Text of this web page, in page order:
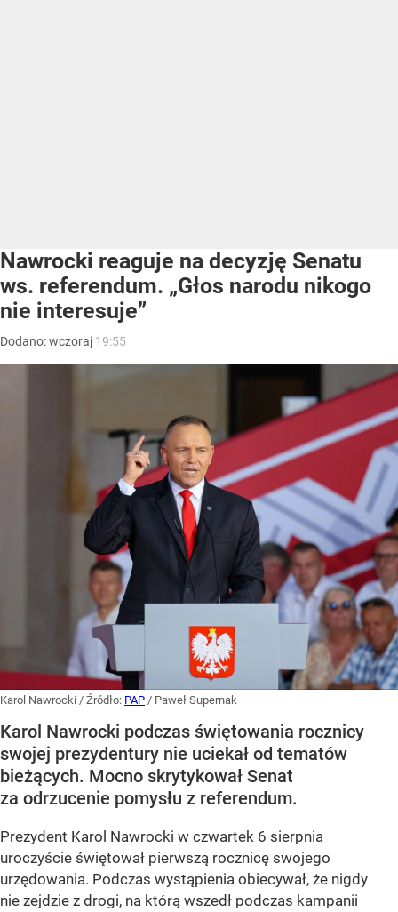
Nawrocki reaguje na decyzję Senatu
ws. referendum. „Głos narodu nikogo
nie interesuje”
Dodano:wczoraj 19:55
Karol Nawrocki / Źródło: PAP / Paweł Supernak
Karol Nawrocki podczas świętowania rocznicy
swojej prezydentury nie uciekał od tematów
bieżących. Mocno skrytykował Senat
za odrzucenie pomysłu z referendum.
Prezydent Karol Nawrocki w czwartek 6 sierpnia
uroczyście świętował pierwszą rocznicę swojego
urzędowania. Podczas wystąpienia obiecywał, że nigdy
nie zejdzie z drogi, na którą wszedł podczas kampanii